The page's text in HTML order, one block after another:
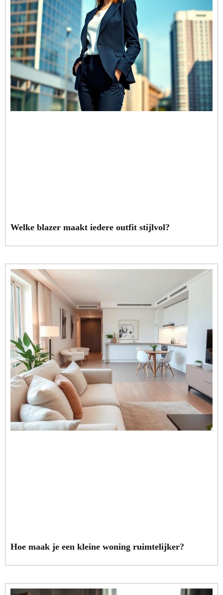
Welke blazer maakt iedere outfit stijlvol?
Hoe maak je een kleine woning ruimtelijker?